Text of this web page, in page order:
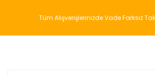
Tüm Alışverişlerinizde Vade Farksız